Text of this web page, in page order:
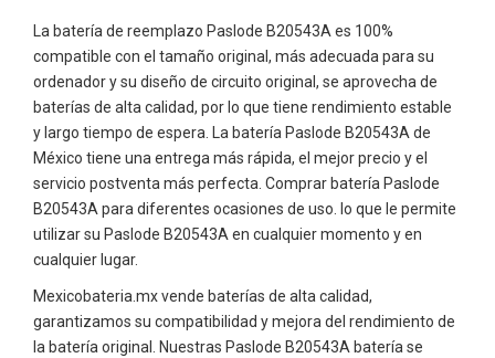
La batería de reemplazo Paslode B20543A es 100%
compatible con el tamaño original, más adecuada para su
ordenador y su diseño de circuito original, se aprovecha de
baterías de alta calidad, por lo que tiene rendimiento estable
y largo tiempo de espera. La batería Paslode B20543A de
México tiene una entrega más rápida, el mejor precio y el
servicio postventa más perfecta. Comprar batería Paslode
B20543A para diferentes ocasiones de uso. lo que le permite
utilizar su Paslode B20543A en cualquier momento y en
cualquier lugar.
Mexicobateria.mx vende baterías de alta calidad,
garantizamos su compatibilidad y mejora del rendimiento de
la batería original. Nuestras Paslode B20543A batería se